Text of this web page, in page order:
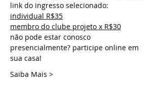
link do ingresso selecionado:
individual R$35
membro do clube projeto x R$30
não pode estar conosco
presencialmente? participe online em
sua casa!
Saiba Mais >